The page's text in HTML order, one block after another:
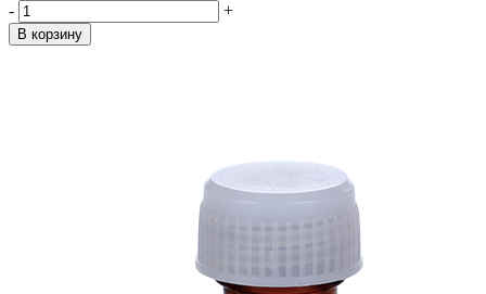
-
+
В корзину